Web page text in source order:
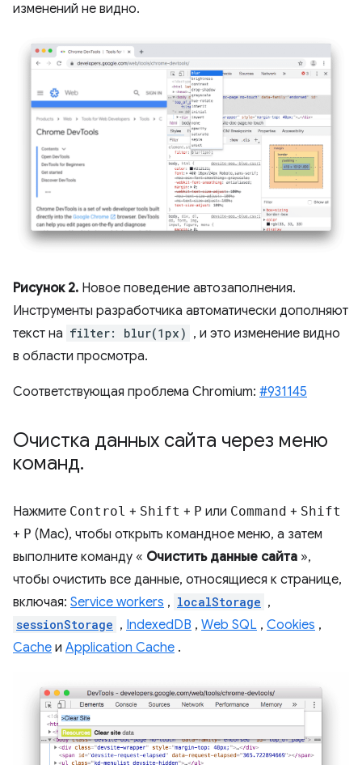
изменений не видно.
Рисунок 2. Новое поведение автозаполнения.
Инструменты разработчика автоматически дополняют
текст на filter: blur(1px) , и это изменение видно
в области просмотра.
Соответствующая проблема Chromium: #931145
Очистка данных сайта через меню
команд.
Нажмите Control + Shift + P или Command + Shift
+ P (Mac), чтобы открыть командное меню, а затем
выполните команду « Очистить данные сайта »,
чтобы очистить все данные, относящиеся к странице,
включая: Service workers , localStorage ,
sessionStorage , IndexedDB , Web SQL , Cookies ,
Cache и Application Cache .